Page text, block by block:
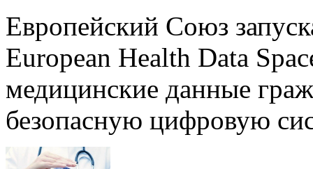
Европейский Союз
European Health Data
медицинские данные
безопасную цифровую